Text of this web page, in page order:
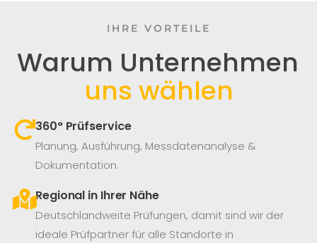
IHRE VORTEILE
Warum Unternehmen
uns wählen
360° Prüfservice​
Planung, Ausführung, Messdatenanalyse &
Dokumentation.
Regional in Ihrer Nähe
Deutschlandweite Prüfungen, damit sind wir der
ideale Prüfpartner für alle Standorte in